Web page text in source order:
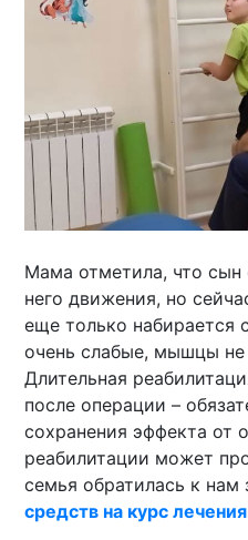
Мама отметила, что сын
него движения, но
еще только набирается
очень слабые, мышцы не
Длительная
после операции –
сохранения эффекта от
реабилитации может
семья обратилась к
средств на курс лечения